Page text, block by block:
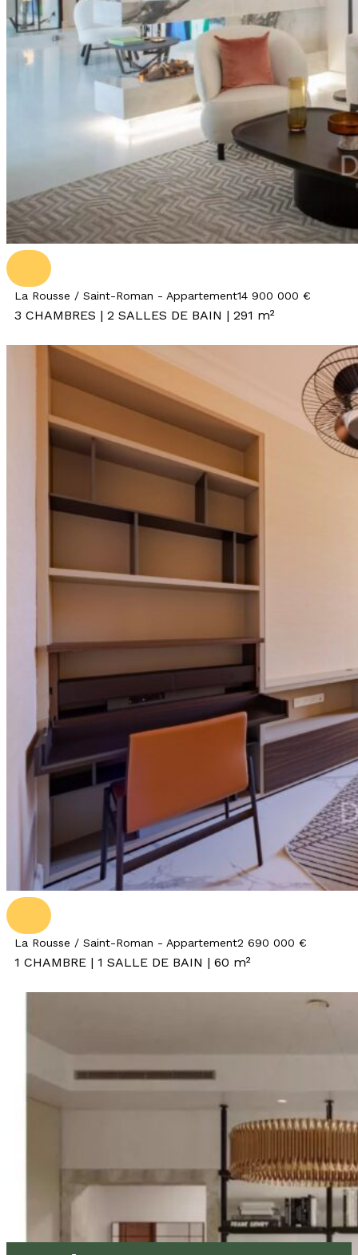
La Rousse / Saint-Roman - Appartement14 900 000 €
3 CHAMBRES | 2 SALLES DE BAIN | 291 m²
La Rousse / Saint-Roman - Appartement2 690 000 €
1 CHAMBRE | 1 SALLE DE BAIN | 60 m²